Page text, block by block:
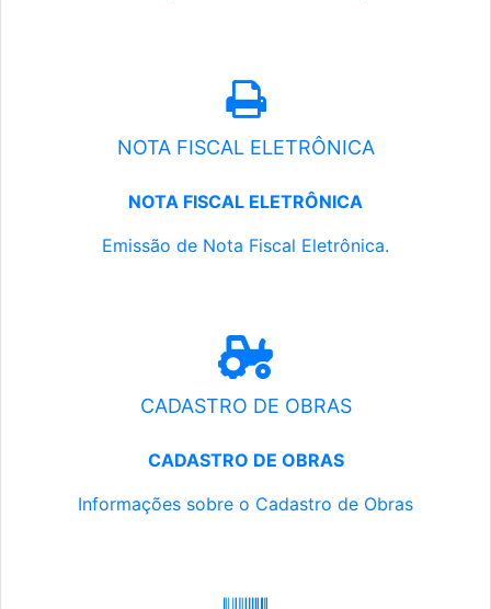
NOTA FISCAL ELETRÔNICA
NOTA FISCAL ELETRÔNICA
Emissão de Nota Fiscal Eletrônica.
CADASTRO DE OBRAS
CADASTRO DE OBRAS
Informações sobre o Cadastro de Obras